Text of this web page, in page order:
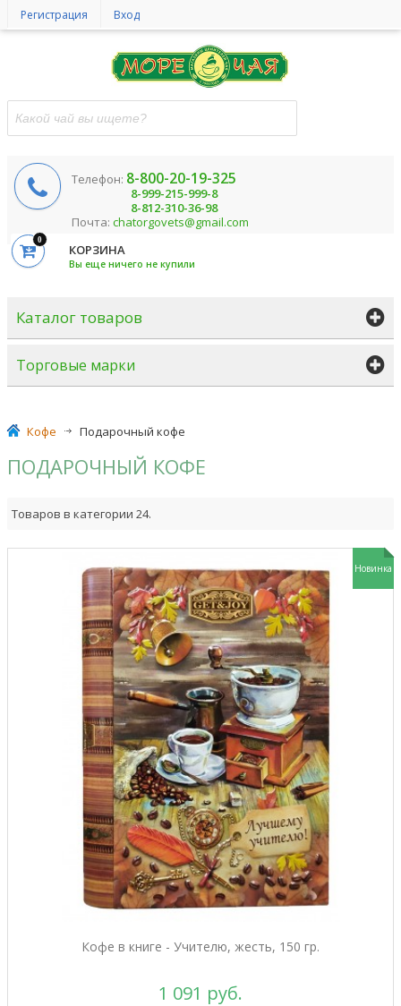
Регистрация Вход
Телефон: 8-800-20-19-325
8-999-215-999-8
8-812-310-36-98
Почта: chatorgovets@gmail.com
0
КОРЗИНА
Вы еще ничего не купили
Каталог товаров
Торговые марки
Кофе >
Подарочный кофе
ПОДАРОЧНЫЙ КОФЕ
Товаров в категории 24.
Новинка
Кофе в книге - Учителю, жесть, 150 гр.
1 091 руб.